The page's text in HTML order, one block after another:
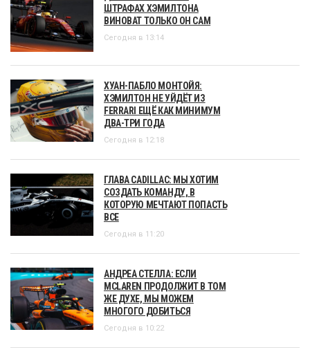
ШТРАФАХ ХЭМИЛТОНА
ВИНОВАТ ТОЛЬКО ОН САМ
Сегодня в 13:14
ХУАН-ПАБЛО МОНТОЙЯ:
ХЭМИЛТОН НЕ УЙДЁТ ИЗ
FERRARI ЕЩЁ КАК МИНИМУМ
ДВА-ТРИ ГОДА
Сегодня в 12:18
ГЛАВА CADILLAC: МЫ ХОТИМ
СОЗДАТЬ КОМАНДУ, В
КОТОРУЮ МЕЧТАЮТ ПОПАСТЬ
ВСЕ
Сегодня в 11:20
АНДРЕА СТЕЛЛА: ЕСЛИ
MCLAREN ПРОДОЛЖИТ В ТОМ
ЖЕ ДУХЕ, МЫ МОЖЕМ
МНОГОГО ДОБИТЬСЯ
Сегодня в 10:22